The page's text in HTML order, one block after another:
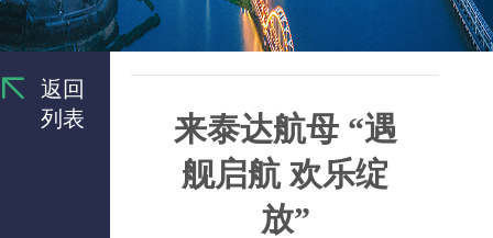
返回
列表
来泰达航母 “遇
舰启航 欢乐绽
放”